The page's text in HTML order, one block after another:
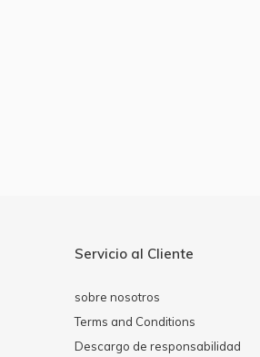
Servicio al Cliente
sobre nosotros
Terms and Conditions
Descargo de responsabilidad